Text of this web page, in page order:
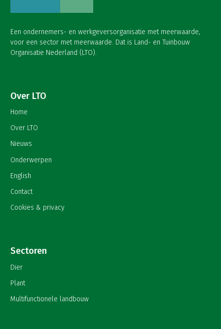
Een ondernemers- en werkgeversorganisatie met meerwaarde,
voor een sector met meerwaarde. Dat is Land- en Tuinbouw
Organisatie Nederland (LTO).
Over LTO
Home
Over LTO
Nieuws
Onderwerpen
English
Contact
Cookies & privacy
Sectoren
Dier
Plant
Multifunctionele landbouw